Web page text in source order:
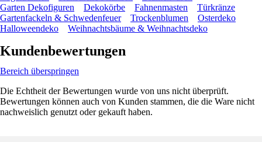
Garten Dekofiguren
Dekokörbe Fahnenmasten
Türkränze
Gartenfackeln & Schwedenfeuer
Trockenblumen
Osterdeko
Halloweendeko
Weihnachtsbäume & Weihnachtsdeko
Kundenbewertungen
Bereich überspringen
Die Echtheit der Bewertungen wurde von uns nicht überprüft.
Bewertungen können auch von Kunden stammen, die die Ware nicht
nachweislich genutzt oder gekauft haben.